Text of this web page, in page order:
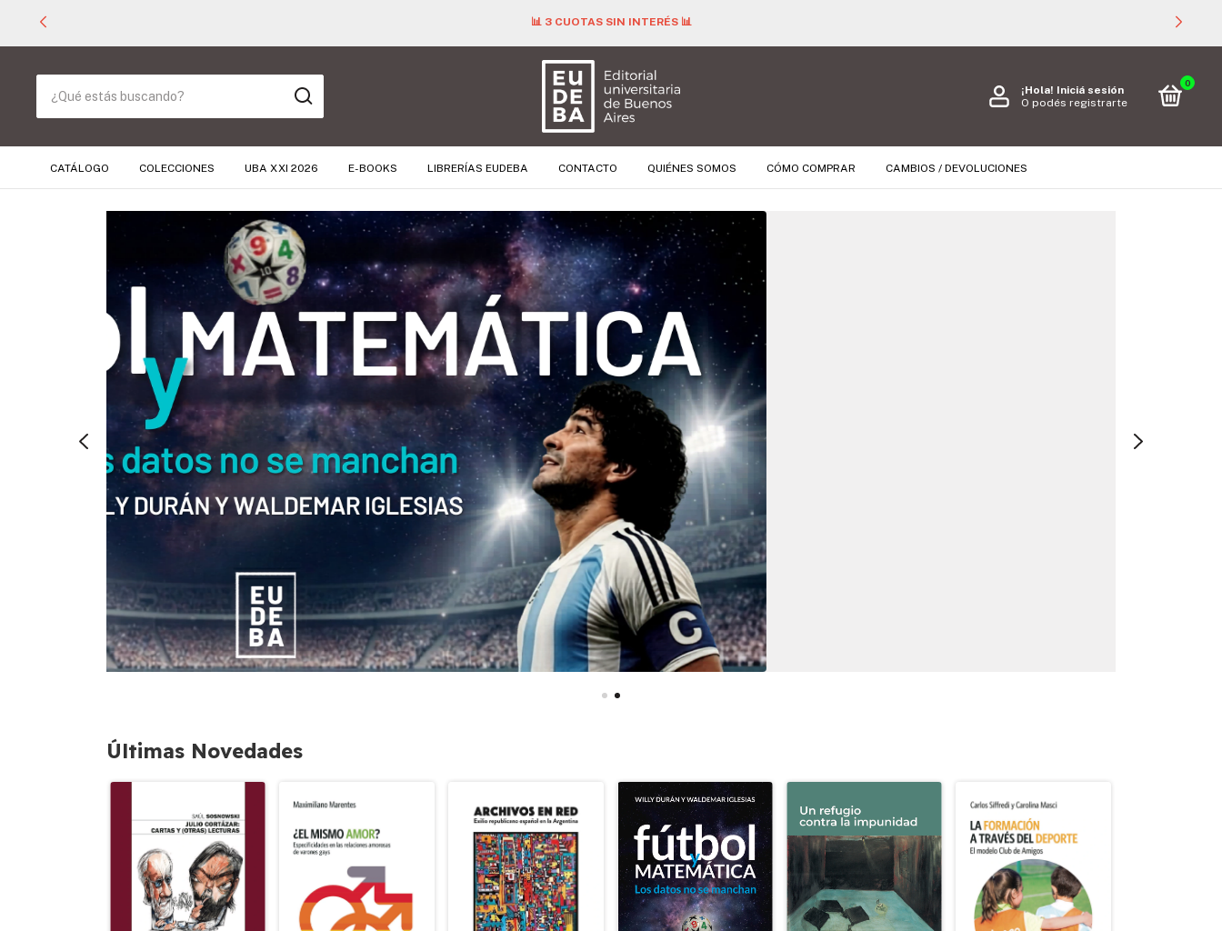
📊 3 CUOTAS SIN INTERÉS 📊
¡Hola! Iniciá sesión
O podés registrarte
0
CATÁLOGO COLECCIONES UBA XXI 2026 E-BOOKS LIBRERÍAS EUDEBA CONTACTO QUIÉNES SOMOS CÓMO COMPRAR CAMBIOS / DEVOLUCIONES
Últimas Novedades